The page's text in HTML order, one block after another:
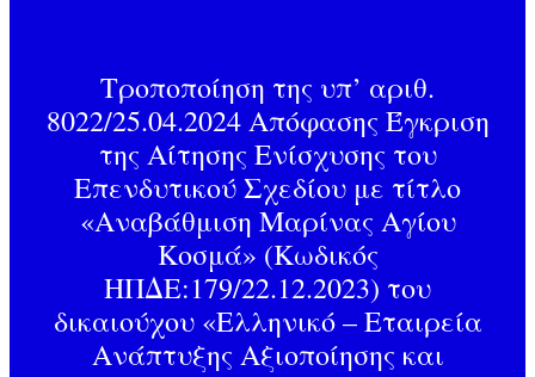
Τροποποίηση της υπ’ αριθ.
8022/25.04.2024 Απόφασης Έγκριση
της Αίτησης Ενίσχυσης του
Επενδυτικού Σχεδίου με τίτλο
«Αναβάθμιση Μαρίνας Αγίου
Κοσμά» (Κωδικός
ΗΠΔΕ:179/22.12.2023) του
δικαιούχου «Ελληνικό – Εταιρεία
Ανάπτυξης Αξιοποίησης και